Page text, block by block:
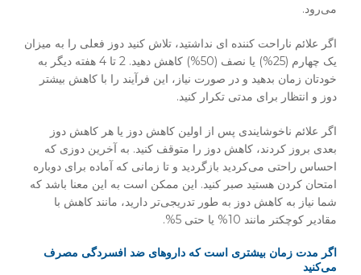
می‌رود.
اگر علائم ناراحت کننده ای نداشتید، تلاش کنید دوز فعلی را به میزان
یک چهارم (25%) یا نصف (50%) کاهش دهید. 2 تا 4 هفته دیگر به
خودتان زمان بدهید و در صورت نیاز، این فرآیند را با کاهش بیشتر
دوز و انتظار برای مدتی تکرار کنید.
اگر علائم ناخوشایندی پس از اولین کاهش دوز یا هر کاهش دوز
بعدی بروز کردند، کاهش دوز را متوقف کنید. به آخرین دوزی که
احساس راحتی می‌کردید بازگردید و تا زمانی که آماده برای دوباره
امتحان کردن هستید صبر کنید. این ممکن است به این معنا باشد که
شما نیاز به کاهش دوز به طور تدریجی‌تر دارید، مانند کاهش با
مقادیر کوچکتر مانند 10% یا حتی 5%.
اگر مدت زمان بیشتری است که داروهای ضد افسردگی مصرف
می‌کنید